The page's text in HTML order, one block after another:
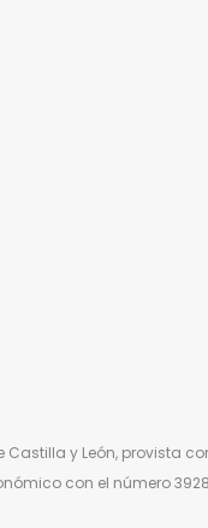
Castilla y León, provista
con el número